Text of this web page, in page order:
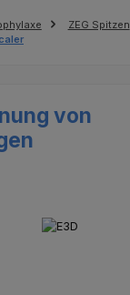
ZEG Spitzen
von